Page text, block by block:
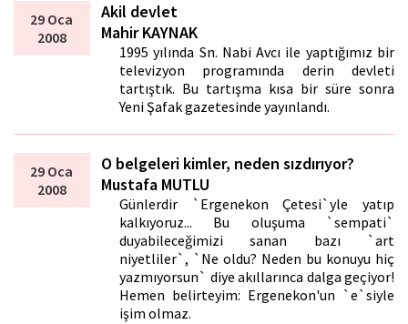
29 Oca
2008
Akil devlet
Mahir KAYNAK
1995 yılında Sn. Nabi Avcı ile yaptığımız bir
televizyon programında derin devleti
tartıştık. Bu tartışma kısa bir süre sonra
Yeni Şafak gazetesinde yayınlandı.
29 Oca
2008
O belgeleri kimler, neden sızdırıyor?
Mustafa MUTLU
Günlerdir `Ergenekon Çetesi`yle yatıp
kalkıyoruz... Bu oluşuma `sempati`
duyabileceğimizi sanan bazı `art
niyetliler`, `Ne oldu? Neden bu konuyu hiç
yazmıyorsun` diye akıllarınca dalga geçiyor!
Hemen belirteyim: Ergenekon'un `e`siyle
işim olmaz.